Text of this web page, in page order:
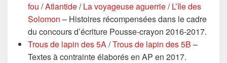
fou /Atlantide/La voyageuse aguerrie/L’île des
Solomon – Histoires récompensées dans le cadre
du concours d’écriture Pousse-crayon 2016-2017.
Trous de lapin des 5A/Trous de lapin des 5B –
Textes à contrainte élaborés en AP en 2017.